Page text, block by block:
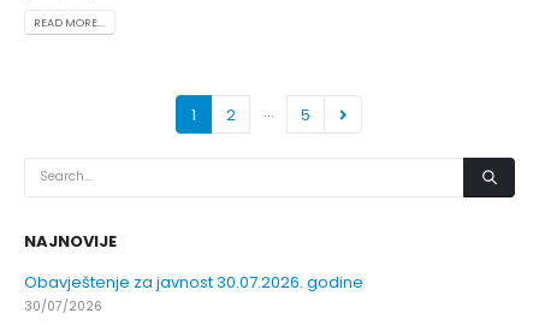
READ MORE...
1 2 … 5
NAJNOVIJE
Obavještenje za javnost 30.07.2026. godine
30/07/2026